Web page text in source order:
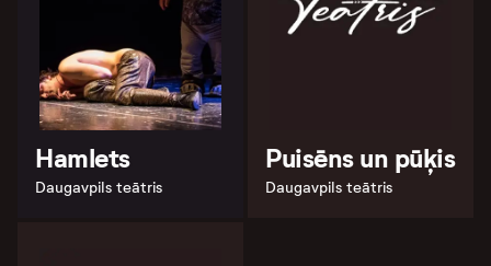
Hamlets
Daugavpils teātris
Puisēns un pūķis
Daugavpils teātris